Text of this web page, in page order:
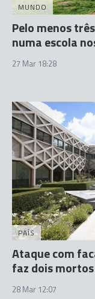
MUNDO
Pelo menos
numa escola
27 Mar 18:28
PAÍS
Ataque com
faz dois mortos
28 Mar 12:07